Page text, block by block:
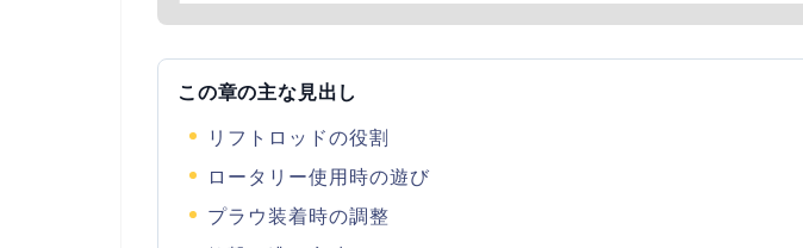
この章の主な見出し
リフトロッドの役割
ロータリー使用時の遊び
プラウ装着時の調整